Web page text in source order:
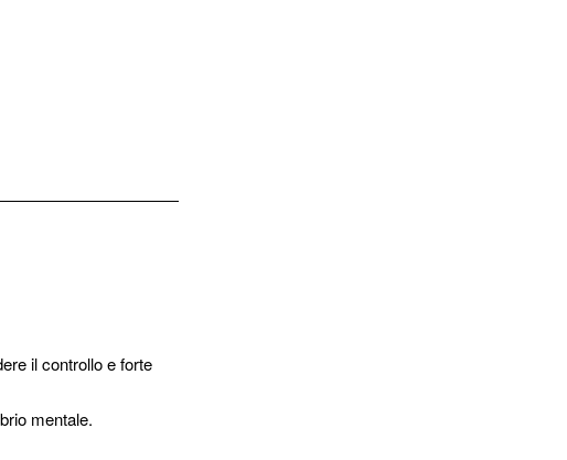
il controllo e forte
mentale.